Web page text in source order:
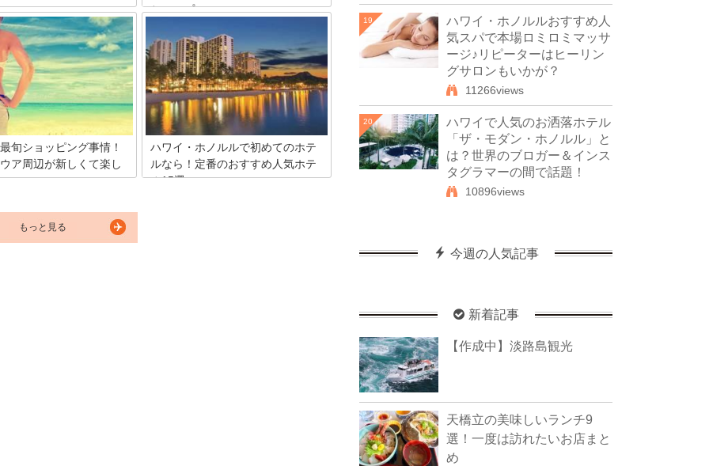
れたら、お土産選びが楽しみ
コナコーヒーも良いですが、
フレーバーが人気の紅茶をゲ
ませんか？特別感があるの
喜ばれるはず♪
ショップ
ゾートファッションは女心をくすぐりま
すよね！そんな女性たちの憧れが詰まっ
たハワイテイスト満開の立ち寄るべきア
パレルショップをご紹介。
旬ショッピング事情！
ア周辺が新しくて楽し
えるほど、今ワイキキ周辺の
ています。2016年にはイン
ナルマーケットプレイスがリ
ハワイ・ホノルルで初めてのホテ
ルなら！定番のおすすめ人気ホテ
ル15選
もっと見る
19
ハワイ・ホノルルおすすめ人
気スパで本場ロミロミマッサ
ージ♪リピーターはヒーリン
グサロンもいかが？
11266views
20
ハワイで人気のお洒落ホテル
「ザ・モダン・ホノルル」と
は？世界のブロガー＆インス
タグラマーの間で話題！
10896views
今週の人気記事
新着記事
【作成中】淡路島観光
天橋立の美味しいランチ9
選！一度は訪れたいお店まと
め